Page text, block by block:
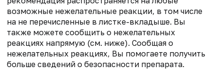
возможные нежелательные реакции, в том числе
на не перечисленные в листке-вкладыше. Вы
также можете сообщить о нежелательных
реакциях напрямую (см. ниже). Сообщая о
нежелательных реакциях, Вы помогаете получить
больше сведений о безопасности препарата.